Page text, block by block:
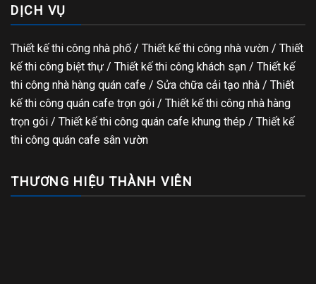
DỊCH VỤ
Thiết kế thi công nhà phố / Thiết kế thi công nhà vườn / Thiết
kế thi công biệt thự / Thiết kế thi công khách sạn / Thiết kế
thi công nhà hàng quán cafe / Sửa chữa cải tạo nhà / Thiết
kế thi công quán cafe trọn gói / Thiết kế thi công nhà hàng
trọn gói / Thiết kế thi công quán cafe khung thép / Thiết kế
thi công quán cafe sân vườn
THƯƠNG HIỆU THÀNH VIÊN